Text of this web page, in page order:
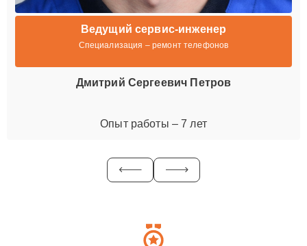
Ведущий сервис-инженер
Специализация – ремонт телефонов
Дмитрий Сергеевич Петров
Опыт работы – 7 лет